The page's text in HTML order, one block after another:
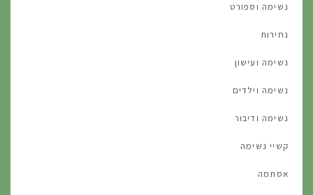
נשימה וספורט
נחירות
נשימה ועישון
נשימה וילדים
נשימה ודיבור
קשיי נשימה
אסתמה